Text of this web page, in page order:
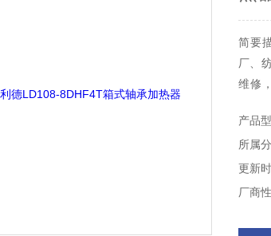
简要
厂、
维修
到过
障、
产品
所属
更新
厂商